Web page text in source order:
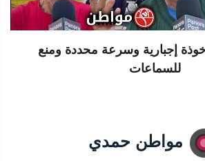
إجبارية وسرعة محددة ومنع
للسماعات
مواطن حمدي